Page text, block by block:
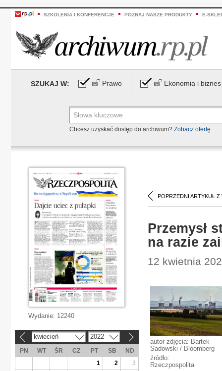
SZKOLENIA I KONFERENCJE POZNAJ NASZE PRODUKTY E-
SZUKAJ W: Prawo Ekonomia i biznes
Chcesz uzyskać dostęp do archiwum? Zobacz ofertę
POPRZEDNI ARTYKUŁ Z
Przemysł
na razie
12 kwietnia
autor zdjęcia: Bartek
Sadowski / Bloomberg
źródło:
Rzeczpospolita
Wydanie: 12240
kwiecień 2022
PN WT ŚR CZ PT SB
ND
1
2
3